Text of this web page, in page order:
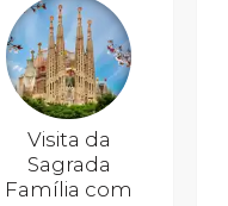
Visita da
Sagrada
Família com